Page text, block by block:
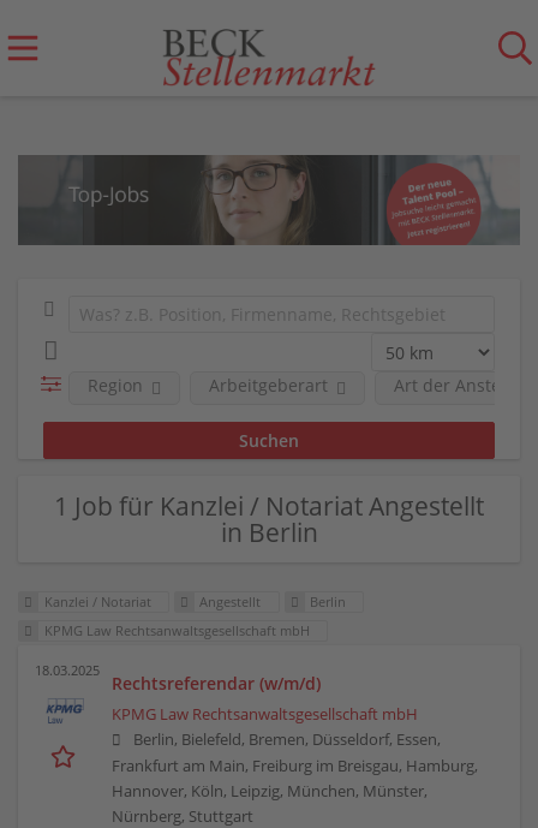
Region Arbeitgeberart Art der
1 Job für Kanzlei / Notariat Angestellt
in Berlin
Kanzlei / Notariat Angestellt
Berlin
KPMG Law Rechtsanwaltsgesellschaft mbH
18.03.2025
Rechtsreferendar (w/m/d)
KPMG Law Rechtsanwaltsgesellschaft mbH
Berlin, Bielefeld, Bremen, Düsseldorf, Essen,
Frankfurt am Main, Freiburg im Breisgau, Hamburg,
Hannover, Köln, Leipzig, München, Münster,
Nürnberg, Stuttgart